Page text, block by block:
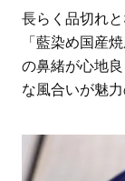
ママとパパ
長らく品切れ
「藍染め国産
の鼻緒が心地
な風合いが魅